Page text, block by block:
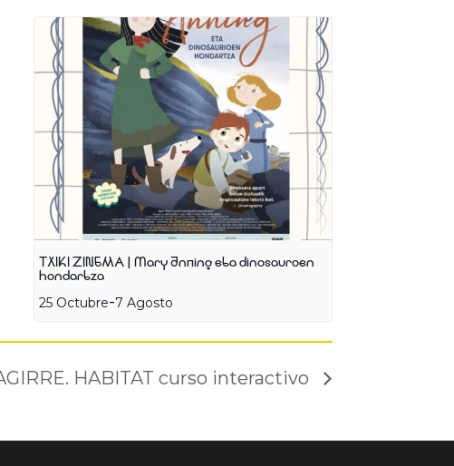
TXIKI ZINEMA | Mary Anning eta dinosauroen
hondartza
25 Octubre-7 Agosto
HABITAT curso interactivo